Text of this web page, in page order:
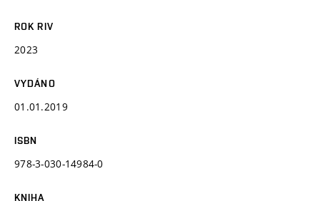
ROK RIV
2023
VYDÁNO
01.01.2019
ISBN
978-3-030-14984-0
KNIHA